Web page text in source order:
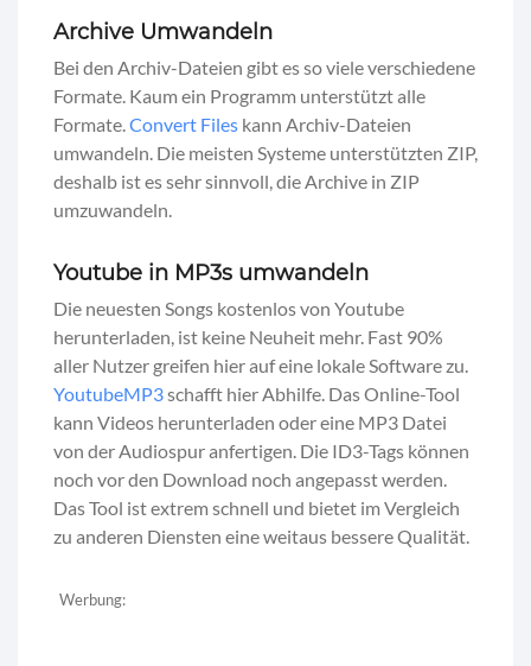
Archive Umwandeln
Bei den Archiv-Dateien gibt es so viele verschiedene
Formate. Kaum ein Programm unterstützt alle
Formate. Convert Files kann Archiv-Dateien
umwandeln. Die meisten Systeme unterstützten ZIP,
deshalb ist es sehr sinnvoll, die Archive in ZIP
umzuwandeln.
Youtube in MP3s umwandeln
Die neuesten Songs kostenlos von Youtube
herunterladen, ist keine Neuheit mehr. Fast 90%
aller Nutzer greifen hier auf eine lokale Software zu.
YoutubeMP3schafft hier Abhilfe. Das Online-Tool
kann Videos herunterladen oder eine MP3 Datei
von der Audiospur anfertigen. Die ID3-Tags können
noch vor den Download noch angepasst werden.
Das Tool ist extrem schnell und bietet im Vergleich
zu anderen Diensten eine weitaus bessere Qualität.
Werbung: